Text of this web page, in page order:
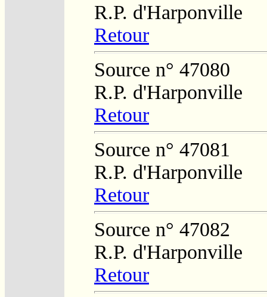
R.P. d'Harponville
Retour
Source n° 47080
R.P. d'Harponville
Retour
Source n° 47081
R.P. d'Harponville
Retour
Source n° 47082
R.P. d'Harponville
Retour